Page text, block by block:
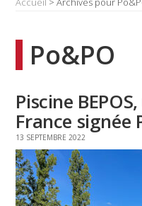
Po&PO
Piscine
France signée
13 SEPTEMBRE 2022